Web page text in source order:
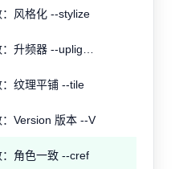
风格化 --stylize
纹理平铺 --tile
Version 版本 --V
角色一致 --cref